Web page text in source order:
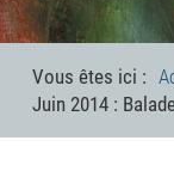
Vous êtes ici :
Juin 2014 :